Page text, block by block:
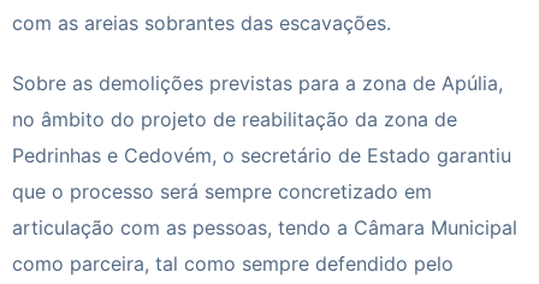
com as areias sobrantes das escavações.
Sobre as demolições previstas para a zona de Apúlia,
no âmbito do projeto de reabilitação da zona de
Pedrinhas e Cedovém, o secretário de Estado garantiu
que o processo será sempre concretizado em
articulação com as pessoas, tendo a Câmara Municipal
como parceira, tal como sempre defendido pelo